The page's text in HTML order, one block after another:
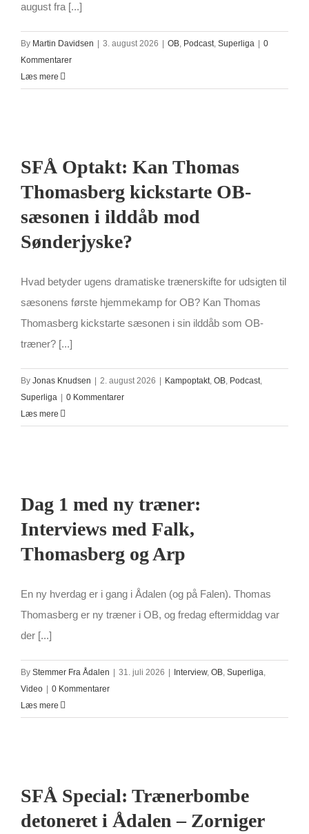
august fra [...]
By Martin Davidsen 3. august 2026 OB, Podcast, Superliga
0
Kommentarer
Læs mere
SFÅ Optakt: Kan Thomas
Thomasberg kickstarte OB-
sæsonen i ilddåb mod
Sønderjyske?
Hvad betyder ugens dramatiske trænerskifte for udsigten til
sæsonens første hjemmekamp for OB? Kan Thomas
Thomasberg kickstarte sæsonen i sin ilddåb som OB-
træner? [...]
By Jonas Knudsen 2. august 2026 Kampoptakt, OB, Podcast,
Superliga
0 Kommentarer
Læs mere
Dag 1 med ny træner:
Interviews med Falk,
Thomasberg og Arp
En ny hverdag er i gang i Ådalen (og på Falen). Thomas
Thomasberg er ny træner i OB, og fredag eftermiddag var
der [...]
By Stemmer Fra Ådalen 31. juli 2026 Interview, OB, Superliga,
Video
0 Kommentarer
Læs mere
SFÅ Special: Trænerbombe
detoneret i Ådalen – Zorniger